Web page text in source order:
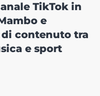
TikTok in
e
contenuto tra
e sport